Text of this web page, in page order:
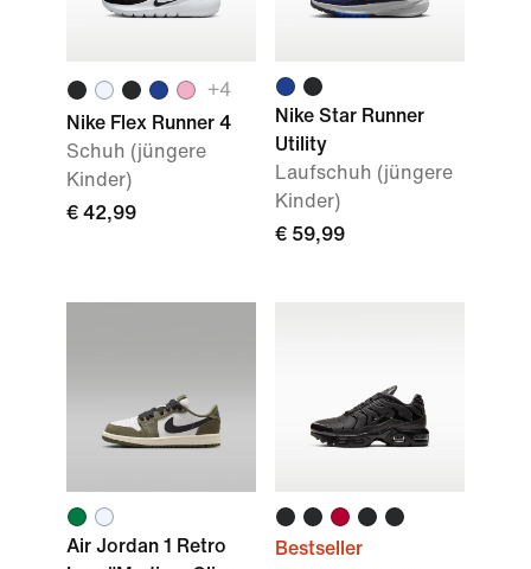
+4
Nike Flex Runner 4
Schuh (jüngere
Kinder)
€ 42,99
Nike Star Runner
Utility
Laufschuh (jüngere
Kinder)
€ 59,99
Air Jordan 1 Retro
Bestseller